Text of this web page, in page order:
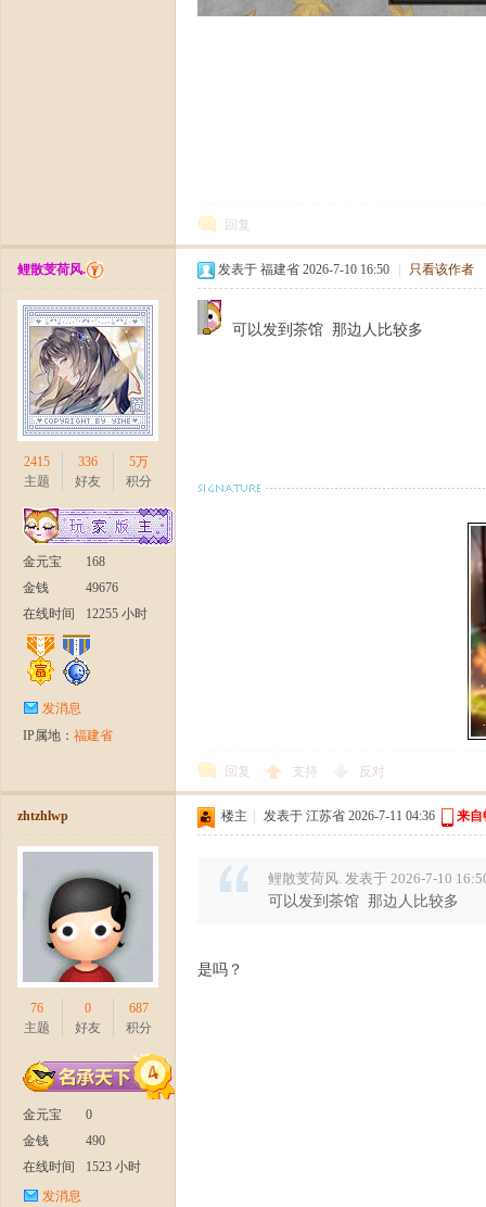
官
方
回复
鲤散芰荷风.
2415
主题
336
好友
5万
积分
金元宝
168
金钱
49676
在线时间
12255 小时
发消息
IP属地： 福建省
发表于 福建省 2026-7-10 16:50 只看该作者
可以发到茶馆 那边人比较多
回复 支持 反对
zhtzhlwp
76
主题
0
好友
687
积分
金元宝
0
金钱
490
在线时间
1523 小时
发消息
楼主 发表于 江苏省 2026-7-11 04:36 来自
鲤散芰荷风. 发表于 2026-7-10
可以发到茶馆 那边人比较多
是吗？